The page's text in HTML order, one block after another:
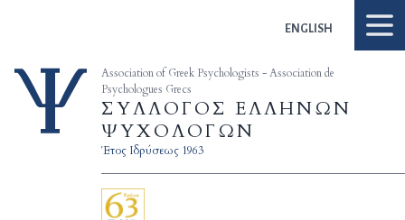
ENGLISH
Association of Greek Psychologists - Association de
Psychologues Grecs
ΣΥΛΛΟΓΟΣ ΕΛΛΗΝΩΝ
ΨΥΧΟΛΟΓΩΝ
Έτος Ιδρύσεως 1963